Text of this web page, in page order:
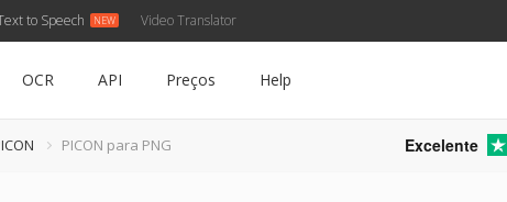
to Speech Video Translator
OCR API Preços Help
PICON para PNG Excelente